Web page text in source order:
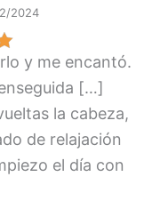
2024
y me encantó.
[…]
la cabeza,
de relajación
el día con